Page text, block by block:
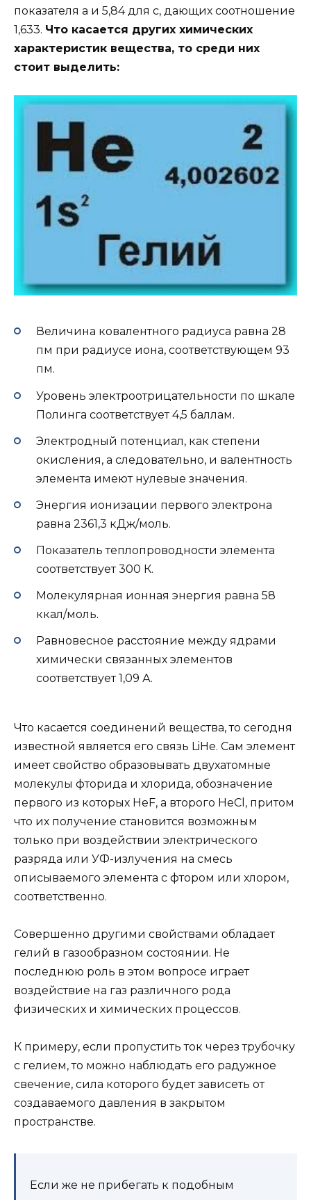
показателя a и 5,84 для c, дающих соотношение
1,633. Что касается других химических
характеристик вещества, то среди них
стоит выделить:
Величина ковалентного радиуса равна 28
пм при радиусе иона, соответствующем 93
пм.
Уровень электроотрицательности по шкале
Полинга соответствует 4,5 баллам.
Электродный потенциал, как степени
окисления, а следовательно, и валентность
элемента имеют нулевые значения.
Энергия ионизации первого электрона
равна 2361,3 кДж/моль.
Показатель теплопроводности элемента
соответствует 300 К.
Молекулярная ионная энергия равна 58
ккал/моль.
Равновесное расстояние между ядрами
химически связанных элементов
соответствует 1,09 А.
Что касается соединений вещества, то сегодня
известной является его связь LiHe. Сам элемент
имеет свойство образовывать двухатомные
молекулы фторида и хлорида, обозначение
первого из которых HeF, а второго HeCl, притом
что их получение становится возможным
только при воздействии электрического
разряда или УФ-излучения на смесь
описываемого элемента с фтором или хлором,
соответственно.
Совершенно другими свойствами обладает
гелий в газообразном состоянии. Не
последнюю роль в этом вопросе играет
воздействие на газ различного рода
физических и химических процессов.
К примеру, если пропустить ток через трубочку
с гелием, то можно наблюдать его радужное
свечение, сила которого будет зависеть от
создаваемого давления в закрытом
пространстве.
Если же не прибегать к подобным